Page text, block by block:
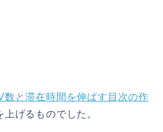
数と滞在時間を伸ばす目次の作
上げるものでした。